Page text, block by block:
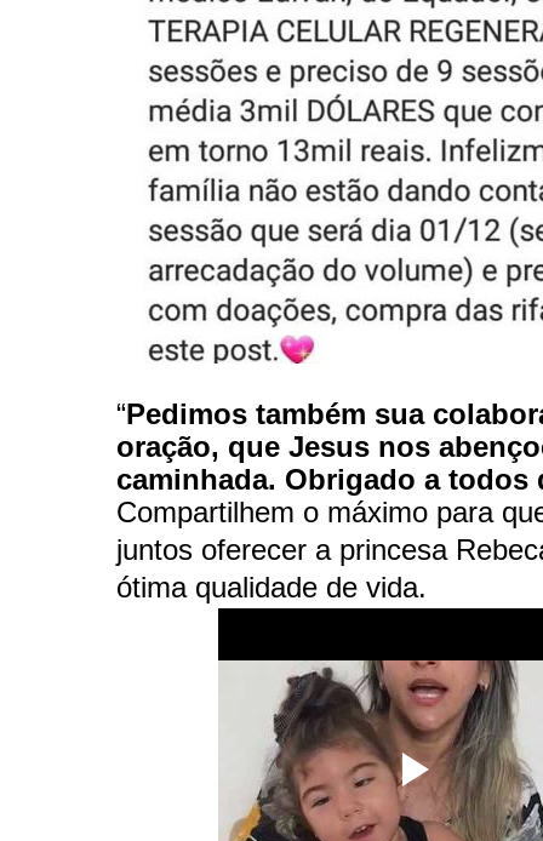
“Pedimos também sua
oração, que Jesus nos
caminhada. Obrigado a todos
Compartilhem o máximo para
juntos oferecer a princesa
ótima qualidade de vida.